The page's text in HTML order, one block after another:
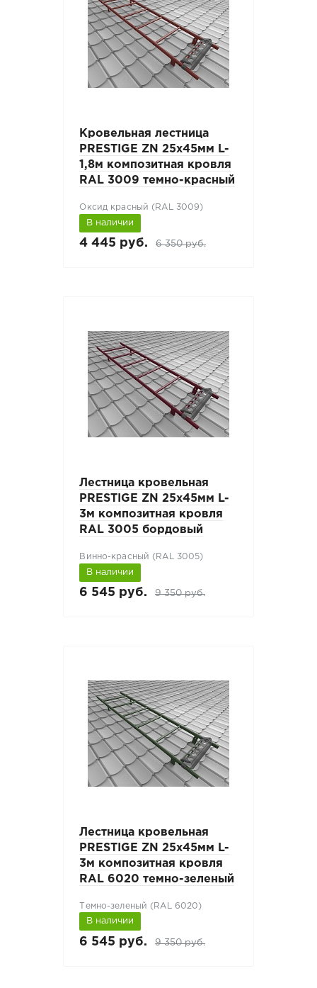
Кровельная лестница
PRESTIGE ZN 25х45мм L-
1,8м композитная кровля
RAL 3009 темно-красный
Оксид красный (RAL 3009)
В наличии
4 445 руб. 6 350 руб.
Лестница кровельная
PRESTIGE ZN 25x45мм L-
3м композитная кровля
RAL 3005 бордовый
Винно-красный (RAL 3005)
В наличии
6 545 руб. 9 350 руб.
Лестница кровельная
PRESTIGE ZN 25x45мм L-
3м композитная кровля
RAL 6020 темно-зеленый
Темно-зеленый (RAL 6020)
В наличии
6 545 руб. 9 350 руб.